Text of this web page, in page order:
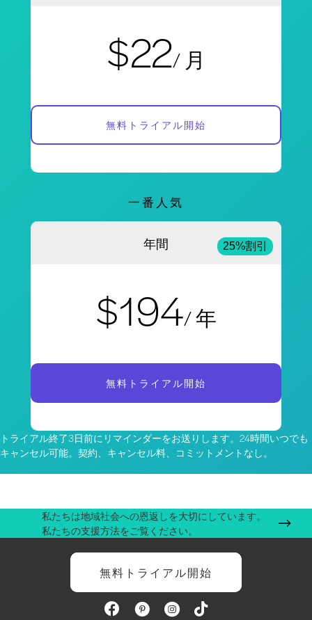
$22/ 月
無料トライアル開始
一番人気
年間 25%割引
$194/ 年
無料トライアル開始
トライアル終了3日前にリマインダーをお送りします。24時間いつでも
キャンセル可能。契約、キャンセル料、コミットメントなし。
私たちは地域社会への恩返しを大切にしています。
私たちの支援方法をご覧ください。
無料トライアル開始